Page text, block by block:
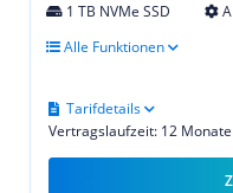
1 TB NVMe SSD
Alle Funktionen
Vertragslaufzeit: 12 Monate
Tarifdetails